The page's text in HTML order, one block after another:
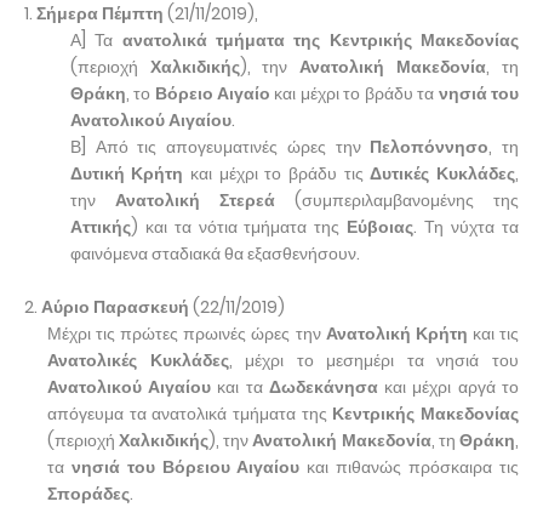
1. Σήμερα Πέμπτη (21/11/2019),
Α] Τα ανατολικά τμήματα της Κεντρικής Μακεδονίας
(περιοχή Χαλκιδικής), τηνΑνατολική Μακεδονία, τη
Θράκη, το Βόρειο Αιγαίο και μέχρι το βράδυ τα νησιάτου
Ανατολικού Αιγαίου.
Β] Από τις απογευματινές ώρες την Πελοπόννησο, τη
Δυτική Κρήτη και μέχρι το βράδυ τιςΔυτικές Κυκλάδες,
την Ανατολική Στερεά(συμπεριλαμβανομένης της
Αττικής) και τα νότια τμήματα της Εύβοιας. Τη νύχτα τα
φαινόμενα σταδιακά θα εξασθενήσουν.
2. Αύριο Παρασκευή (22/11/2019)
Μέχρι τις πρώτες πρωινές ώρες την Ανατολική Κρήτη και τις
Ανατολικές
Κυκλάδες, μέχρι το μεσημέρι τα νησιά του
Ανατολικού Αιγαίου και τα Δωδεκάνησακαι μέχρι αργά το
απόγευμα τα ανατολικά τμήματα της Κεντρικής Μακεδονίας
(περιοχήΧαλκιδικής), τηνΑνατολική Μακεδονία, τηΘράκη,
τα νησιά του Βόρειου Αιγαίου και πιθανώς πρόσκαιρα τις
Σποράδες.